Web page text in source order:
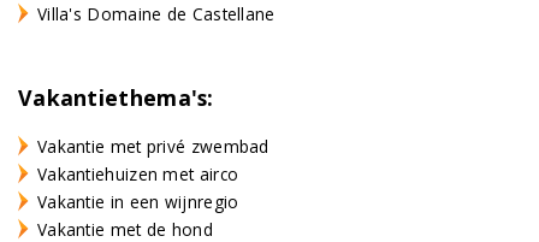
Villa's Domaine de Castellane
Vakantiethema's:
Vakantie met privé zwembad
Vakantiehuizen met airco
Vakantie in een wijnregio
Vakantie met de hond